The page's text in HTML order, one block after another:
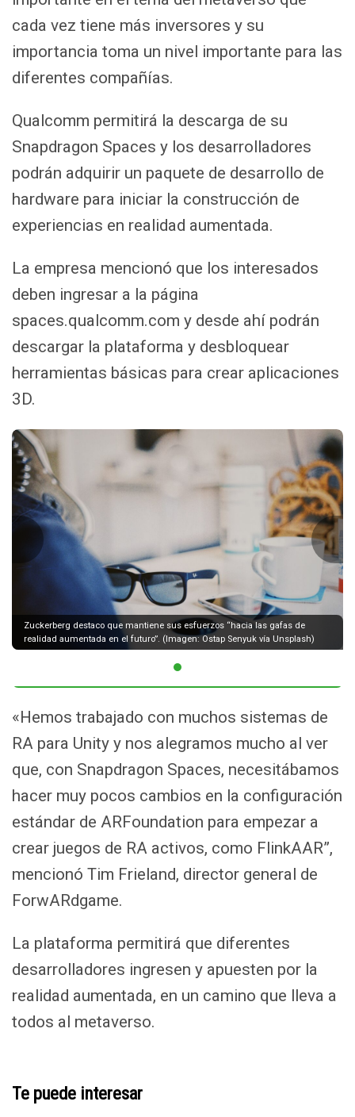
cada vez tiene más inversores y su
importancia toma un nivel importante para las
diferentes compañías.
Qualcomm permitirá la descarga de su
Snapdragon Spaces y los desarrolladores
podrán adquirir un paquete de desarrollo de
hardware para iniciar la construcción de
experiencias en realidad aumentada.
La empresa mencionó que los interesados
deben ingresar a la página
spaces.qualcomm.com y desde ahí podrán
descargar la plataforma y desbloquear
herramientas básicas para crear aplicaciones
3D.
Zuckerberg destaco que mantiene sus esfuerzos “hacia las gafas de
realidad aumentada en el futuro”. (Imagen: Ostap Senyuk vía Unsplash)
«Hemos trabajado con muchos sistemas de
RA para Unity y nos alegramos mucho al ver
que, con Snapdragon Spaces, necesitábamos
hacer muy pocos cambios en la configuración
estándar de ARFoundation para empezar a
crear juegos de RA activos, como FlinkAAR”,
mencionó Tim Frieland, director general de
ForwARdgame.
La plataforma permitirá que diferentes
desarrolladores ingresen y apuesten por la
realidad aumentada, en un camino que lleva a
todos al metaverso.
Te puede interesar